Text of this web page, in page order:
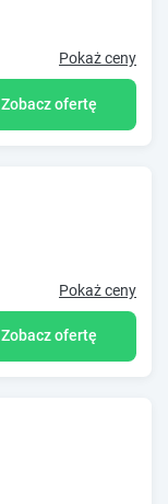
Pokaż ceny
Zobacz ofertę
Pokaż ceny
Zobacz ofertę